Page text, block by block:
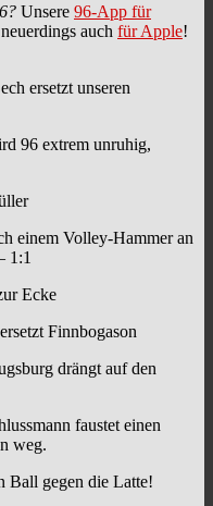
Unsere 96-App für
auch für Apple!
ersetzt unseren
96 extrem unruhig,
einem Volley-Hammer an
1:1
Ecke
Finnbogason
drängt auf den
faustet einen
weg.
Ball gegen die Latte!